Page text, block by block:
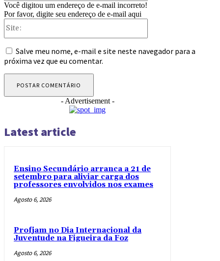
Você digitou um endereço de e-mail incorreto!
Por favor, digite seu endereço de e-mail aqui
Salve meu nome, e-mail e site neste navegador para a
próxima vez que eu comentar.
- Advertisement -
Latest article
Ensino Secundário arranca a 21 de
setembro para aliviar carga dos
professores envolvidos nos exames
Agosto 6, 2026
Profjam no Dia Internacional da
Juventude na Figueira da Foz
Agosto 6, 2026